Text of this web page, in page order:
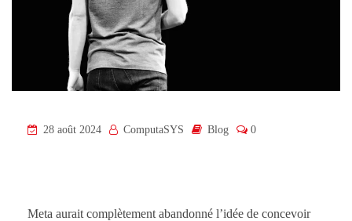
28 août 2024 ComputaSYS Blog 0
Meta aurait complètement abandonné l’idée de concevoir